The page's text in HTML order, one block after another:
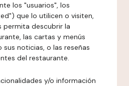
los "usuarios", los
que lo utilicen o visiten,
permita descubrir la
las cartas y menús
noticias, o las reseñas
del restaurante.
y/o información